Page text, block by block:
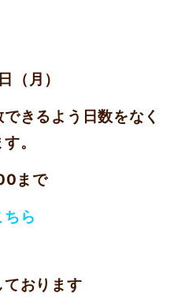
（月）
きるよう日数をなく
す。
まで
ちら
ております